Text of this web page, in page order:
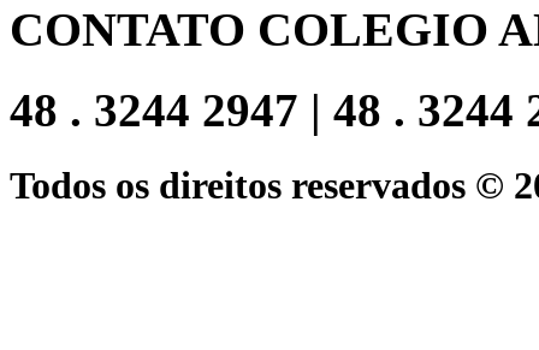
CONTATO COLEGIO
48 . 3244 2947 | 48 . 3244
Todos os direitos reservados ©